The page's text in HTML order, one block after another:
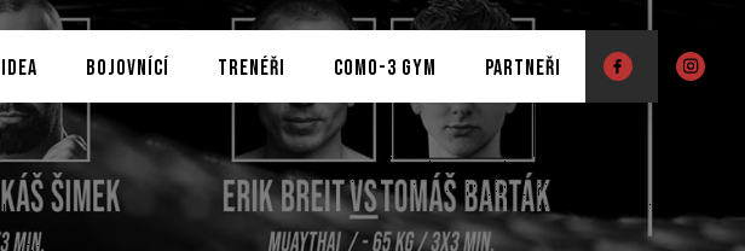
BOJOVNÍCÍ TRENÉŘI COMO-3 GYM PARTNEŘI